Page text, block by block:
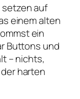
setzen auf
einem alten
ein
Buttons und
– nichts,
harten